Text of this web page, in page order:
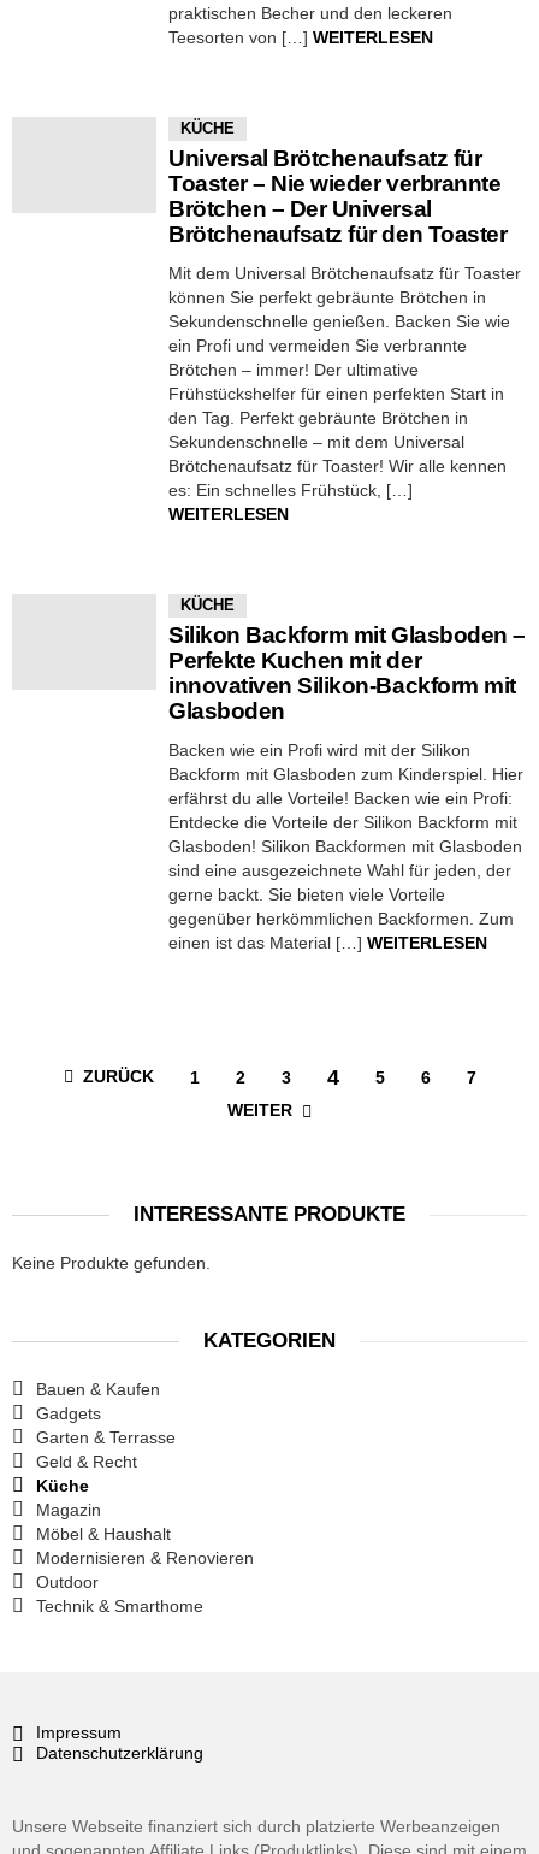
praktischen Becher und den leckeren
Teesorten von […] WEITERLESEN
KÜCHE
Universal Brötchenaufsatz für
Toaster – Nie wieder verbrannte
Brötchen – Der Universal
Brötchenaufsatz für den Toaster
Mit dem Universal Brötchenaufsatz für Toaster
können Sie perfekt gebräunte Brötchen in
Sekundenschnelle genießen. Backen Sie wie
ein Profi und vermeiden Sie verbrannte
Brötchen – immer! Der ultimative
Frühstückshelfer für einen perfekten Start in
den Tag. Perfekt gebräunte Brötchen in
Sekundenschnelle – mit dem Universal
Brötchenaufsatz für Toaster! Wir alle kennen
es: Ein schnelles Frühstück, […]
WEITERLESEN
KÜCHE
Silikon Backform mit Glasboden –
Perfekte Kuchen mit der
innovativen Silikon-Backform mit
Glasboden
Backen wie ein Profi wird mit der Silikon
Backform mit Glasboden zum Kinderspiel. Hier
erfährst du alle Vorteile! Backen wie ein Profi:
Entdecke die Vorteile der Silikon Backform mit
Glasboden! Silikon Backformen mit Glasboden
sind eine ausgezeichnete Wahl für jeden, der
gerne backt. Sie bieten viele Vorteile
gegenüber herkömmlichen Backformen. Zum
einen ist das Material […] WEITERLESEN
ZURÜCK 1 2 3 4 5 6
7
WEITER
INTERESSANTE PRODUKTE
Keine Produkte gefunden.
KATEGORIEN
Bauen & Kaufen
Gadgets
Garten & Terrasse
Geld & Recht
Küche
Magazin
Möbel & Haushalt
Modernisieren & Renovieren
Outdoor
Technik & Smarthome
Impressum
Datenschutzerklärung
Unsere Webseite finanziert sich durch platzierte Werbeanzeigen
und sogenannten Affiliate Links (Produktlinks). Diese sind mit einem